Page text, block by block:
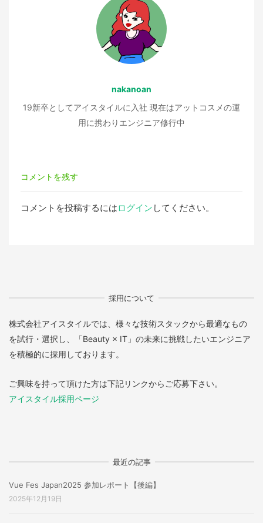
ン
nakanoan
19新卒としてアイスタイルに入社 現在はアットコスメの運
用に携わりエンジニア修行中
コメントを残す
コメントを投稿するにはログイン してください。
採用について
株式会社アイスタイルでは、様々な技術スタックから最適なもの
を試行・選択し、「Beauty × IT」の未来に挑戦したいエンジニア
を積極的に採用しております。
ご興味を持って頂けた方は下記リンクからご応募下さい。
アイスタイル採用ページ
最近の記事
Vue Fes Japan2025 参加レポート【後編】
2025年12月19日